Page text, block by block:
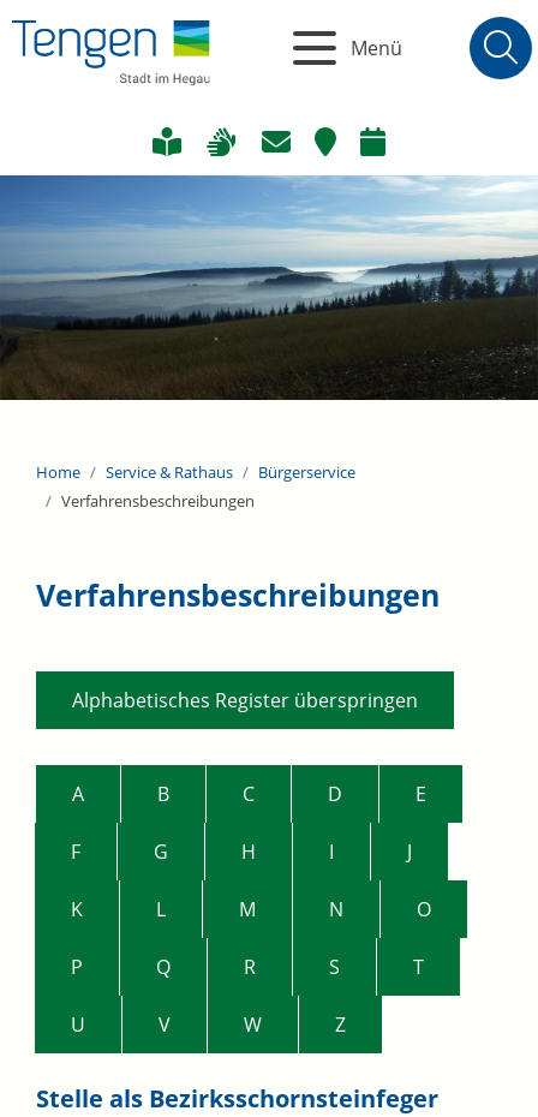
Menü
Home Service & Rathaus
Bürgerservice
Verfahrensbeschreibungen
Verfahrensbeschreibungen
Alphabetisches Register überspringen
A B C D E
F G H I J
K L M N O
P Q R S T
U V W Z
Stelle als Bezirksschornsteinfeger